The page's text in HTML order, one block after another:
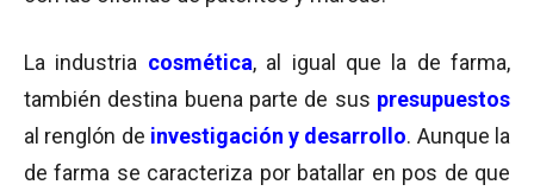
La industria cosmética, al igual que la de farma,
también destina buena parte de sus presupuestos
al renglón de investigación y desarrollo. Aunque la
de farma se caracteriza por batallar en pos de que